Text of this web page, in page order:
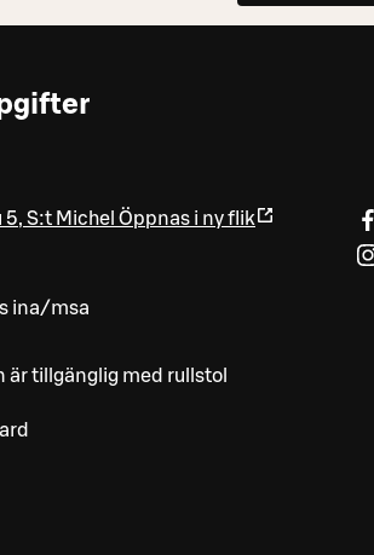
5, S:t Michel Öppnas i ny flik
ina/msa
är tillgänglig med rullstol